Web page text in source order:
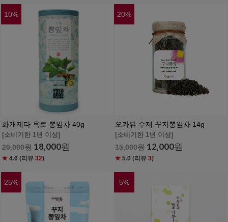
10%
화개제다 옥로 뽕잎차 40g
[소비기한 1년 이상]
20,000원 18,000원
★ 4.6 (리뷰 32)
20%
오가뷰 수제 꾸지뽕잎차 14g
[소비기한 1년 이상]
15,000원 12,000원
★ 5.0 (리뷰 3)
25% 5%